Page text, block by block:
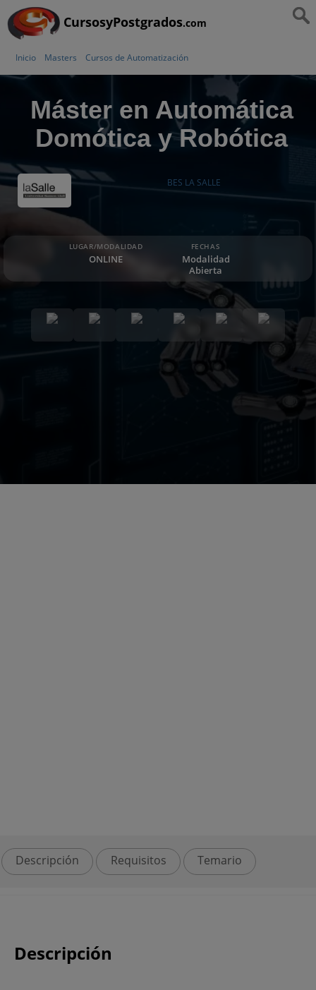
CursosyPostgrados.com
Inicio Masters Cursos de Automatización
Máster en Automática
Domótica y Robótica
BES LA SALLE
LUGAR/MODALIDAD
ONLINE
FECHAS
Modalidad
Abierta
Descripción Requisitos Temario
Descripción